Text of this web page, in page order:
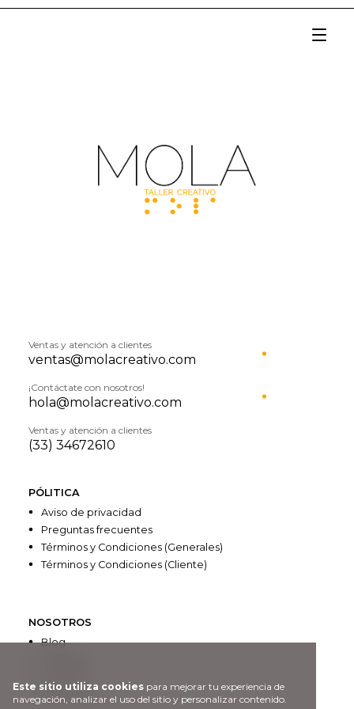
Ventas y atención a clientes
ventas@molacreativo.com
¡Contáctate con nosotros!
hola@molacreativo.com
Ventas y atención a clientes
(33) 34672610
PÓLITICA
Aviso de privacidad
Preguntas frecuentes
Términos y Condiciones (Generales)
Términos y Condiciones (Cliente)
NOSOTROS
Blog
Acerca de
Este sitio utiliza cookies para mejorar tu experiencia de
navegación, analizar el uso del sitio y personalizar contenido.